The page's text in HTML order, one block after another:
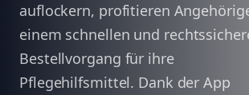
auflockern, profitieren
einem schnellen und
Bestellvorgang für ihre
Pflegehilfsmittel. Dank der App